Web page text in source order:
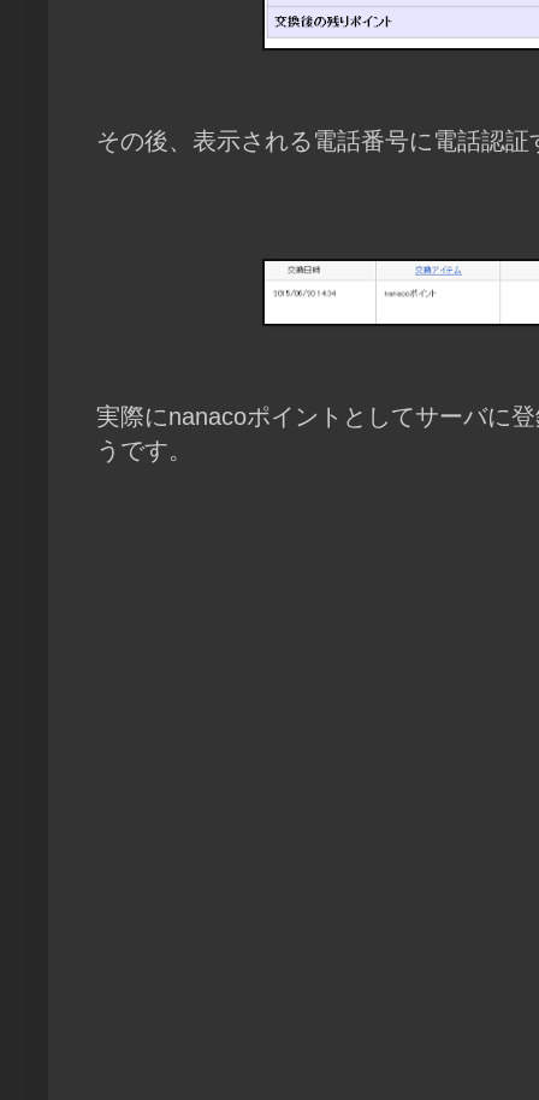
その後、表示される電話番号に電話認
実際にnanacoポイントとしてサーバに
うです。